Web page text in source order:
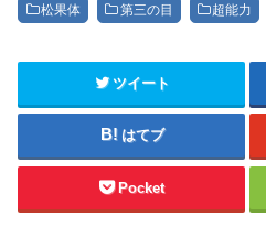
松果体 第三の目 超能力
ツイート
はてブ
Pocket